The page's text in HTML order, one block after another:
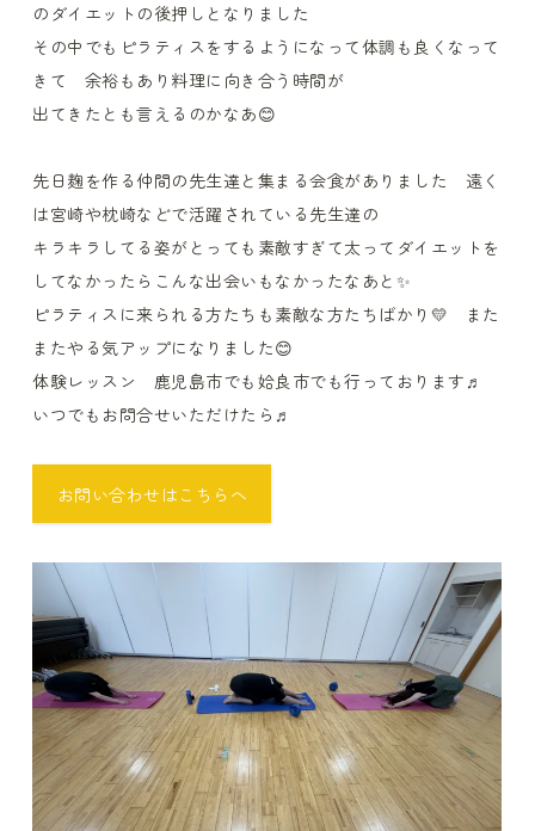
のダイエットの後押しとなりました
その中でもピラティスをするようになって体調も良くなって
きて 余裕もあり料理に向き合う時間が
出てきたとも言えるのかなあ😊
先日麹を作る仲間の先生達と集まる会食がありました 遠く
は宮崎や枕崎などで活躍されている先生達の
キラキラしてる姿がとっても素敵すぎて太ってダイエットを
してなかったらこんな出会いもなかったなあと✨
ピラティスに来られる方たちも素敵な方たちばかり💛 また
またやる気アップになりました😊
体験レッスン 鹿児島市でも姶良市でも行っております♬
いつでもお問合せいただけたら♬
お問い合わせはこちらへ